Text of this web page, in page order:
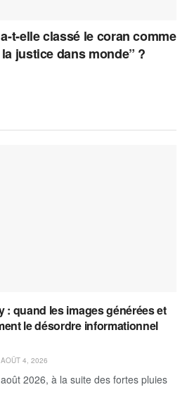
t-elle classé le coran comme
justice dans monde” ?
: quand les images générées et
le désordre informationnel
AOÛT 4, 2026
2026, à la suite des fortes pluies